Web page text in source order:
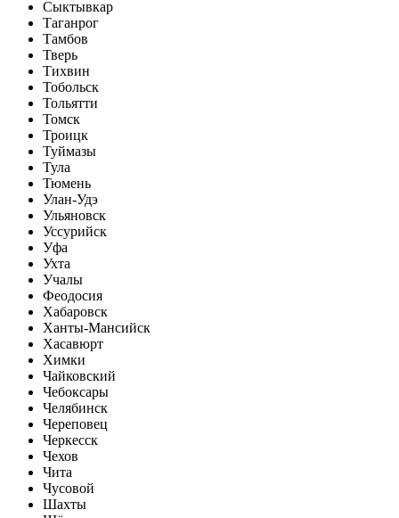
Сыктывкар
Таганрог
Тамбов
Тверь
Тихвин
Тобольск
Тольятти
Томск
Троицк
Туймазы
Тула
Тюмень
Улан-Удэ
Ульяновск
Уссурийск
Уфа
Ухта
Учалы
Феодосия
Хабаровск
Ханты-Мансийск
Хасавюрт
Химки
Чайковский
Чебоксары
Челябинск
Череповец
Черкесск
Чехов
Чита
Чусовой
Шахты